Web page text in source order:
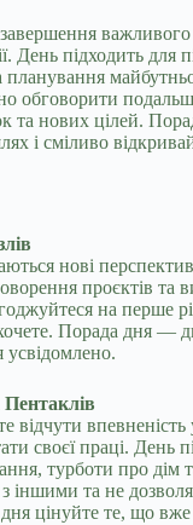
важливого
День підходить для
планування
обговорити
та нових цілей.
і сміливо
нові
проєктів та
на перше
Порада дня —
усвідомлено.
відчути
своєї праці. День
турботи про дім
іншими та не
цінуйте те, що